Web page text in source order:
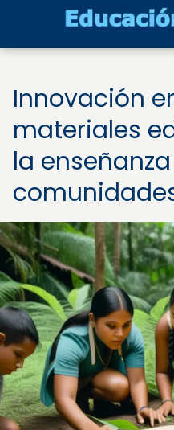
Innovación
materiales
la